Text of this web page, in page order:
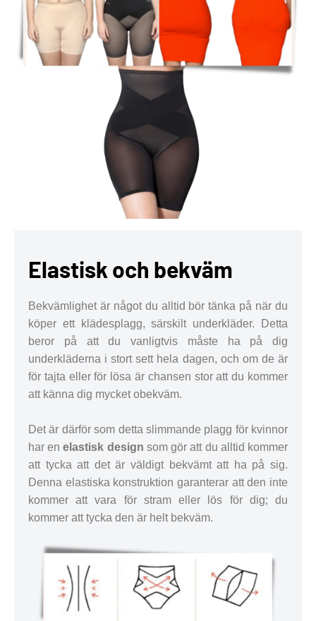
Elastisk och bekväm
Bekvämlighet är något du alltid bör tänka på när du
köper ett klädesplagg, särskilt underkläder. Detta
beror på att du vanligtvis måste ha på dig
underkläderna i stort sett hela dagen, och om de är
för tajta eller för lösa är chansen stor att du kommer
att känna dig mycket obekväm.
Det är därför som detta slimmande plagg för kvinnor
har enelastisk design som gör att du alltid kommer
att tycka att det är väldigt bekvämt att ha på sig.
Denna elastiska konstruktion garanterar att den inte
kommer att vara för stram eller lös för dig; du
kommer att tycka den är helt bekväm.